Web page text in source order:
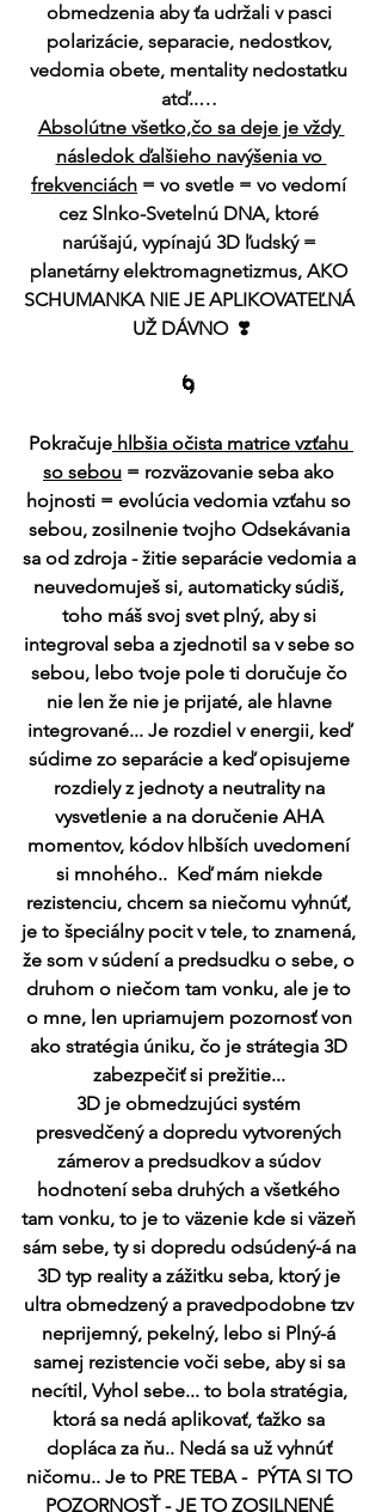
obmedzenia aby ťa udržali v pasci
polarizácie, separacie, nedostkov,
vedomia obete, mentality nedostatku
atď..…
Absolútne všetko,čo sa deje je vždy
následok ďalšieho navýšenia vo
frekvenciách = vo svetle = vo vedomí
cez Slnko-Svetelnú DNA, ktoré
narúšajú, vypínajú 3D ľudský =
planetárny elektromagnetizmus, AKO
SCHUMANKA NIE JE APLIKOVATEĽNÁ
UŽ DÁVNO  ❣️
🌀
Pokračuje hlbšia očista matrice vzťahu
so sebou = rozväzovanie seba ako
hojnosti = evolúcia vedomia vzťahu so
sebou, zosilnenie tvojho Odsekávania
sa od zdroja - žitie separácie vedomia a
neuvedomuješ si, automaticky súdiš,
toho máš svoj svet plný, aby si
integroval seba a zjednotil sa v sebe so
sebou, lebo tvoje pole ti doručuje čo
nie len že nie je prijaté, ale hlavne
integrované... Je rozdiel v energii, keď
súdime zo separácie a keď opisujeme
rozdiely z jednoty a neutrality na
vysvetlenie a na doručenie AHA
momentov, kódov hlbších uvedomení
si mnohého..  Keď mám niekde
rezistenciu, chcem sa niečomu vyhnúť,
je to špeciálny pocit v tele, to znamená,
že som v súdení a predsudku o sebe, o
druhom o niečom tam vonku, ale je to
o mne, len upriamujem pozornosť von
ako stratégia úniku, čo je strátegia 3D
zabezpečiť si prežitie...
3D je obmedzujúci systém
presvedčený a dopredu vytvorených
zámerov a predsudkov a súdov
hodnotení seba druhých a všetkého
tam vonku, to je to väzenie kde si väzeň
sám sebe, ty si dopredu odsúdený-á na
3D typ reality a zážitku seba, ktorý je
ultra obmedzený a pravedpodobne tzv
neprijemný, pekelný, lebo si Plný-á
samej rezistencie voči sebe, aby si sa
necítil, Vyhol sebe... to bola stratégia,
ktorá sa nedá aplikovať, ťažko sa
dopláca za ňu.. Nedá sa už vyhnúť
ničomu.. Je to PRE TEBA -  PÝTA SI TO
POZORNOSŤ - JE TO ZOSILNENÉ